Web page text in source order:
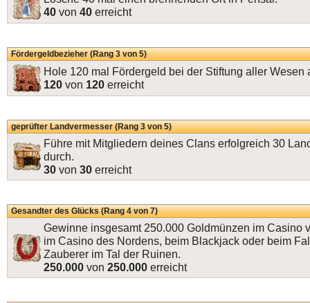
40 von 40 erreicht
Fördergeldbezieher (Rang 3 von 5)
Hole 120 mal Fördergeld bei der Stiftung aller Wesen
120 von 120 erreicht
geprüfter Landvermesser (Rang 3 von 5)
Führe mit Mitgliedern deines Clans erfolgreich 30
durch.
30 von 30 erreicht
Gesandter des Glücks (Rang 4 von 7)
Gewinne insgesamt 250.000 Goldmünzen im Casino
im Casino des Nordens, beim Blackjack oder beim
Zauberer im Tal der Ruinen.
250.000 von 250.000 erreicht